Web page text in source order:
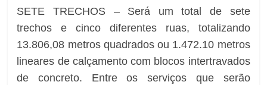
SETE TRECHOS – Será um total de sete
trechos e cinco diferentes ruas, totalizando
13.806,08 metros quadrados ou 1.472.10 metros
lineares de calçamento com blocos intertravados
de concreto. Entre os serviços que serão